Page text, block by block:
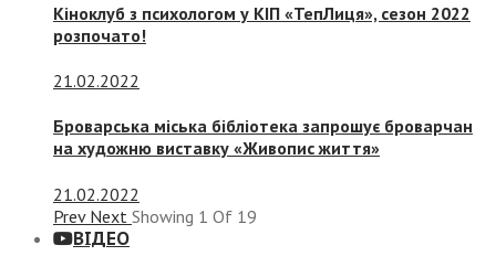
Кіноклуб з психологом у КІП «ТепЛиця», сезон 2022
розпочато!
21.02.2022
Броварська міська бібліотека запрошує броварчан
на художню виставку «Живопис життя»
21.02.2022
Prev Next Showing 1 Of 19
ВІДЕО